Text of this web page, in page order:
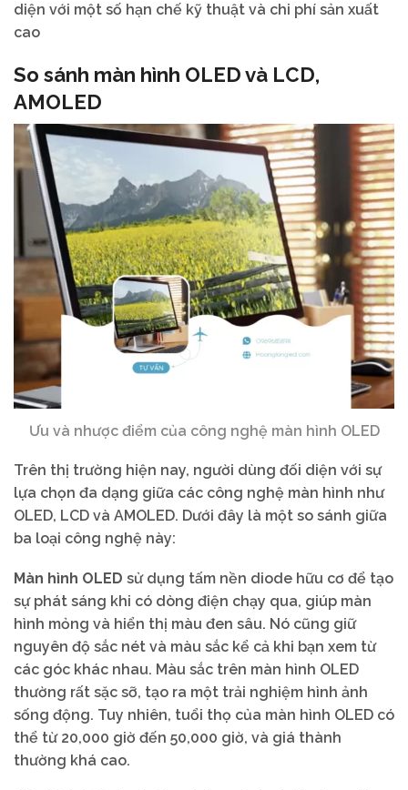
diện với một số hạn chế kỹ thuật và chi phí sản xuất
cao
So sánh màn hình OLED và LCD,
AMOLED
Ưu và nhược điểm của công nghệ màn hình OLED
Trên thị trường hiện nay, người dùng đối diện với sự
lựa chọn đa dạng giữa các công nghệ màn hình như
OLED, LCD và AMOLED. Dưới đây là một so sánh giữa
ba loại công nghệ này:
Màn hình OLED sử dụng tấm nền diode hữu cơ để tạo
sự phát sáng khi có dòng điện chạy qua, giúp màn
hình mỏng và hiển thị màu đen sâu. Nó cũng giữ
nguyên độ sắc nét và màu sắc kể cả khi bạn xem từ
các góc khác nhau. Màu sắc trên màn hình OLED
thường rất sặc sỡ, tạo ra một trải nghiệm hình ảnh
sống động. Tuy nhiên, tuổi thọ của màn hình OLED có
thể từ 20,000 giờ đến 50,000 giờ, và giá thành
thường khá cao.